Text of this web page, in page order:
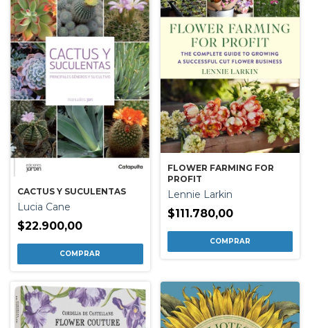
CACTUS Y SUCULENTAS
Lucia Cane
$22.900,00
FLOWER FARMING FOR
PROFIT
Lennie Larkin
$111.780,00